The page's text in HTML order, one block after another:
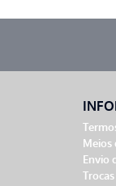
Meios
Envio